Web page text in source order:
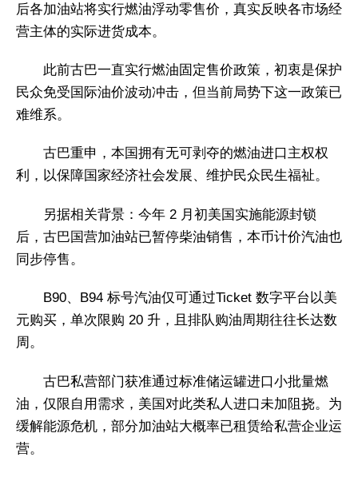
后各加油站将实行燃油浮动零售价，真实反映各市场经
营主体的实际进货成本。
此前古巴一直实行燃油固定售价政策，初衷是保护
民众免受国际油价波动冲击，但当前局势下这一政策已
难维系。
古巴重申，本国拥有无可剥夺的燃油进口主权权
利，以保障国家经济社会发展、维护民众民生福祉。
另据相关背景：今年 2 月初美国实施能源封锁
后，古巴国营加油站已暂停柴油销售，本币计价汽油也
同步停售。
B90、B94 标号汽油仅可通过Ticket 数字平台以美
元购买，单次限购 20 升，且排队购油周期往往长达数
周。
古巴私营部门获准通过标准储运罐进口小批量燃
油，仅限自用需求，美国对此类私人进口未加阻挠。为
缓解能源危机，部分加油站大概率已租赁给私营企业运
营。